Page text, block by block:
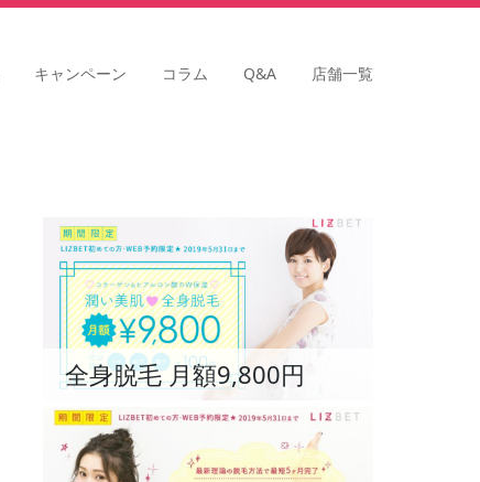
キャンペーン コラム Q&A 店舗一覧
全身脱毛 月額9,800円